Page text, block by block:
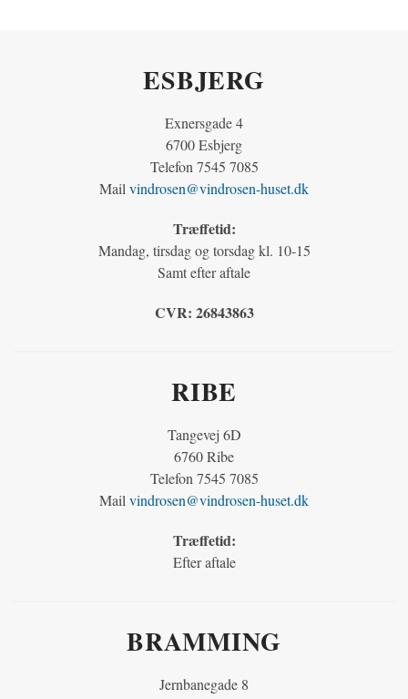
ESBJERG
Exnersgade 4
6700 Esbjerg
Telefon 7545 7085
Mail vindrosen@vindrosen-huset.dk
Træffetid:
Mandag, tirsdag og torsdag kl. 10-15
Samt efter aftale
CVR: 26843863
RIBE
Tangevej 6D
6760 Ribe
Telefon 7545 7085
Mail vindrosen@vindrosen-huset.dk
Træffetid:
Efter aftale
BRAMMING
Jernbanegade 8